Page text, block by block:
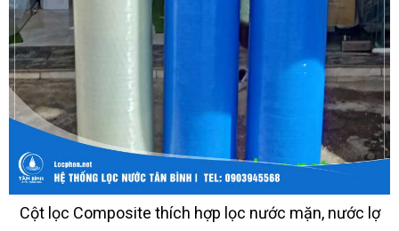
Cột lọc Composite thích hợp lọc nước mặn, nước lợ